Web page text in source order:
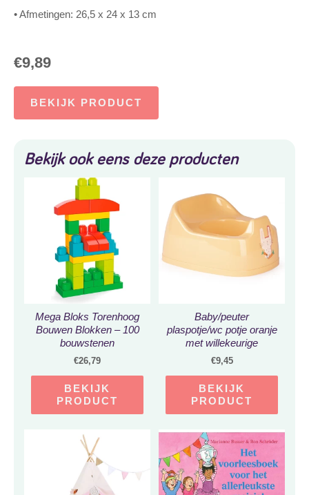
• Afmetingen: 26,5 x 24 x 13 cm
€9,89
BEKIJK PRODUCT
Bekijk ook eens deze producten
Mega Bloks Torenhoog
Bouwen Blokken – 100
bouwstenen
€26,79
BEKIJK
PRODUCT
Baby/peuter
plaspotje/wc potje oranje
met willekeurige
afbeelding op sticker 27
Zindelijkheidstraining –
Babypotje
€9,45
BEKIJK
PRODUCT